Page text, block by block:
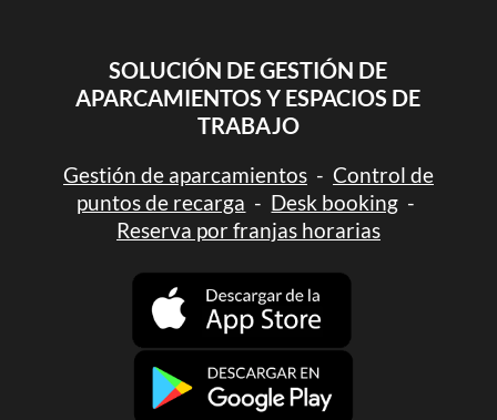
SOLUCIÓN DE GESTIÓN DE
APARCAMIENTOS Y ESPACIOS DE
TRABAJO
Gestión de aparcamientos- Control de
puntos de recarga - Desk booking -
Reserva por franjas horarias